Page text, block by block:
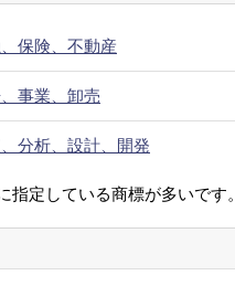
保険、不動産
事業、卸売
分析、設計、開発
指定している商標が多いです。